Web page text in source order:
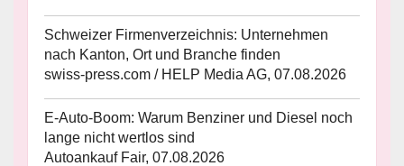
Schweizer Firmenverzeichnis: Unternehmen
nach Kanton, Ort und Branche finden
swiss-press.com / HELP Media AG, 07.08.2026
E-Auto-Boom: Warum Benziner und Diesel noch
lange nicht wertlos sind
Autoankauf Fair, 07.08.2026